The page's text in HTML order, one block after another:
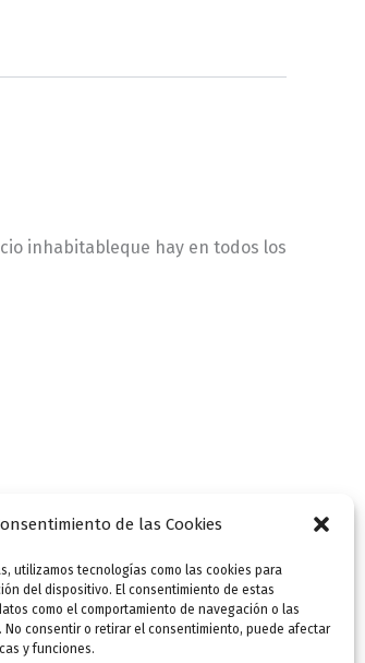
de las Cookies
utilizamos tecnologías como las cookies para
del dispositivo. El consentimiento de estas
como el comportamiento de navegación o las
consentir o retirar el consentimiento, puede afectar
y funciones.
inhabitableque hay en todos los